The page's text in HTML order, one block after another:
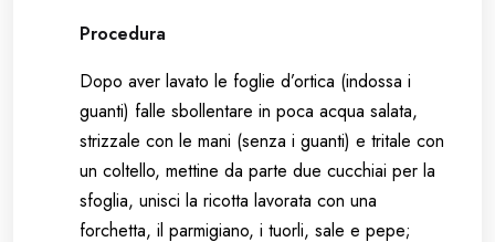
Procedura
Dopo aver lavato le foglie d’ortica (indossa i
guanti) falle sbollentare in poca acqua salata,
strizzale con le mani (senza i guanti) e tritale con
un coltello, mettine da parte due cucchiai per la
sfoglia, unisci la ricotta lavorata con una
forchetta, il parmigiano, i tuorli, sale e pepe;